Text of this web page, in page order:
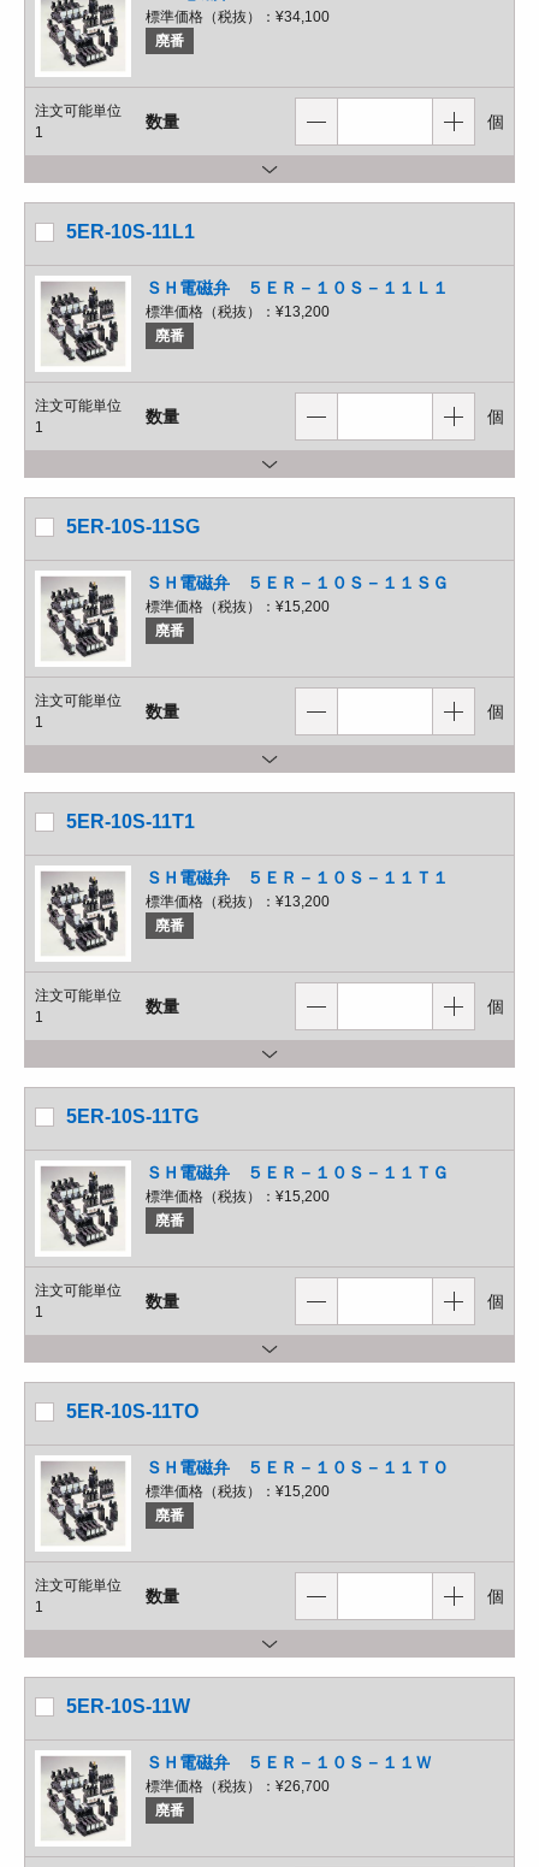
標準価格（税抜）： ¥34,100
廃番
注文可能単位
1
数量 個
5ER-10S-11L1
ＳＨ電磁弁 ５ＥＲ－１０Ｓ－１１Ｌ１
標準価格（税抜）： ¥13,200
廃番
注文可能単位
1
数量 個
5ER-10S-11SG
ＳＨ電磁弁 ５ＥＲ－１０Ｓ－１１ＳＧ
標準価格（税抜）： ¥15,200
廃番
注文可能単位
1
数量 個
5ER-10S-11T1
ＳＨ電磁弁 ５ＥＲ－１０Ｓ－１１Ｔ１
標準価格（税抜）： ¥13,200
廃番
注文可能単位
1
数量 個
5ER-10S-11TG
ＳＨ電磁弁 ５ＥＲ－１０Ｓ－１１ＴＧ
標準価格（税抜）： ¥15,200
廃番
注文可能単位
1
数量 個
5ER-10S-11TO
ＳＨ電磁弁 ５ＥＲ－１０Ｓ－１１ＴＯ
標準価格（税抜）： ¥15,200
廃番
注文可能単位
1
数量 個
5ER-10S-11W
ＳＨ電磁弁 ５ＥＲ－１０Ｓ－１１Ｗ
標準価格（税抜）： ¥26,700
廃番